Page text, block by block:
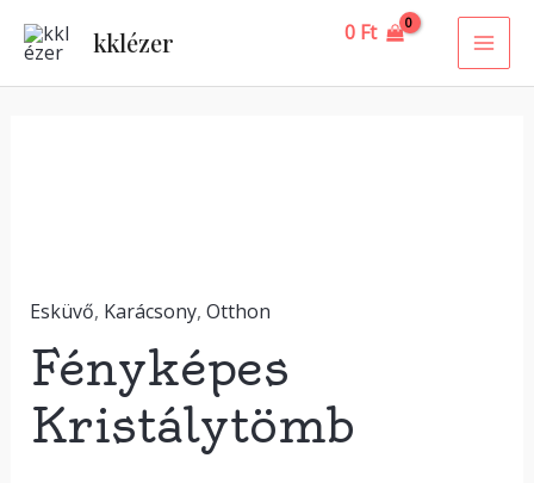
content
kklézer 0 Ft
Esküvő, Karácsony, Otthon
Fényképes
Kristálytömb